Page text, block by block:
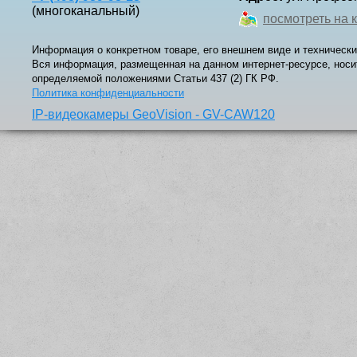
(многоканальный)
посмотреть на
Информация о конкретном товаре, его внешнем виде и
Вся информация, размещенная на данном интернет-ресурсе,
определяемой положениями Статьи 437 (2) ГК РФ.
Политика конфиденциальности
IP-видеокамеры GeoVision - GV-CAW120